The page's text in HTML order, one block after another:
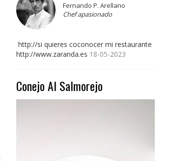
Fernando P. Arellano
Chef apasionado
http://si quieres coconocer mi restaurante
http://www.zaranda.es 18-05-2023
Conejo Al Salmorejo